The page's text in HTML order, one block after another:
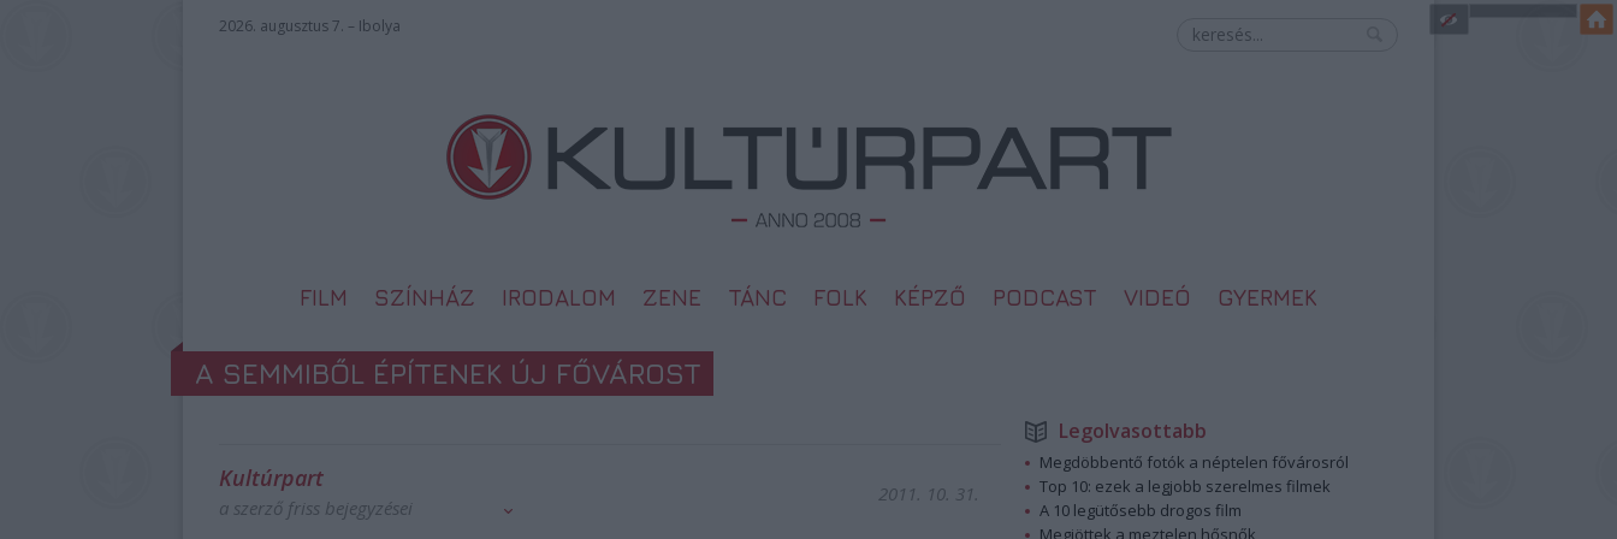
2026. augusztus 7. – Ibolya
FILM SZÍNHÁZ IRODALOM ZENE TÁNC FOLK KÉPZŐ PODCAST VIDEÓ GYERMEK
A SEMMIBŐL ÉPÍTENEK ÚJ FŐVÁROST
Kultúrpart
a szerző friss bejegyzései
2011. 10. 31.
Legolvasottabb
Megdöbbentő fotók a néptelen fővárosról
Top 10: ezek a legjobb szerelmes filmek
A 10 legütősebb drogos film
Megjöttek a meztelen hősnők